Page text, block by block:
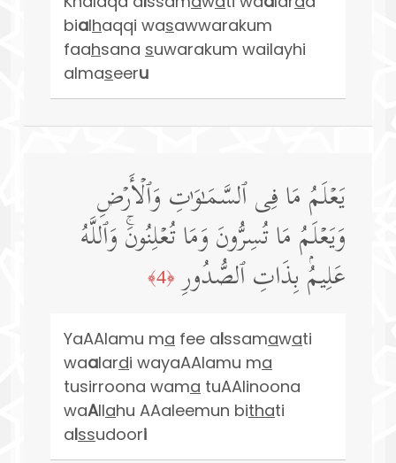
bialhaqqi wasawwarakum
faahsana suwarakum wailayhi
almaseeru
یَعۡلَمُ مَا فِی ٱلسَّمَـٰوَ ٰ⁠تِ وَٱلۡأَرۡضِ
وَیَعۡلَمُ مَا تُسِرُّونَ وَمَا تُعۡلِنُونَۚ وَٱللَّهُ
عَلِیمُۢ بِذَاتِ ٱلصُّدُورِ ﴿4﴾
YaAAlamu ma fee alssamawati
waalardi wayaAAlamu ma
tusirroona wama tuAAlinoona
waAllahu AAaleemun bithati
alssudoori